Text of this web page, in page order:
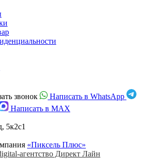
звонок
Написать в WhatsApp
Написать в MAX
5к2с1
«Пиксель Плюс»
агентство Директ Лайн